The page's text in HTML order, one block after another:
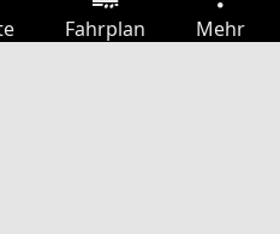
Fahrplan Mehr